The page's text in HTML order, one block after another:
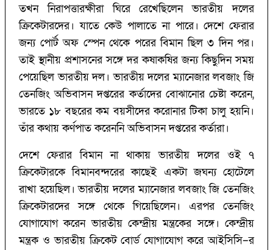
তখন নিরাপত্তারক্ষীরা ঘিরে রেখেছিলেন ভারতীয় দলের
ক্রিকেটারদের। যাতে কেউ পালাতে না পারে। দেশে ফেরার
জন্য পোর্ট অফ স্পেন থেকে পরের বিমান ছিল ৩ দিন পর।
তাই স্থানীয় প্রশাসনের সঙ্গে দর কষাকষির জন্য কিছুদিন সময়
পেয়েছিল ভারতীয় দল। ভারতীয় দলের ম্যানেজার লবজাং জি
তেনজিং অভিবাসন দপ্তরের কর্তাদের বোঝানোর চেষ্টা করেন,
ভারতে ১৮ বছরের কম বয়সীদের করোনার টিকা চালু হয়নি।
তাঁর কথায় কর্ণপাত করেননি অভিবাসন দপ্তরের কর্তারা।
দেশে ফেরার বিমান না থাকায় ভারতীয় দলের ওই ৭
ক্রিকেটারকে বিমানবন্দরের কাছেই একটা জঘন্য হোটেলে
রাখা হয়েছিল। ভারতীয় দলের ম্যানেজার লবজাং জি তেনজিং
ক্রিকেটারদের সঙ্গে থেকে গিয়েছিলেন। এরপর তেনজিং
যোগাযোগ করেন ভারতীয় কেন্দ্রীয় মন্ত্রকের সঙ্গে। কেন্দ্রীয়
মন্ত্রক ও ভারতীয় ক্রিকেট বোর্ড যোগাযোগ করে আইসিসি–র